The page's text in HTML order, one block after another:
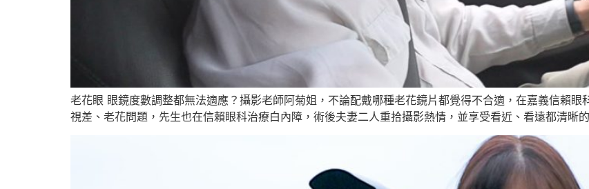
老花眼 眼鏡度數調整都無法適應？攝影老師阿菊姐，不論配戴哪種老花鏡片都覺得不合適，在嘉義信賴
視差、老花問題，先生也在信賴眼科治療白內障，術後夫妻二人重拾攝影熱情，並享受看近、看遠都清晰